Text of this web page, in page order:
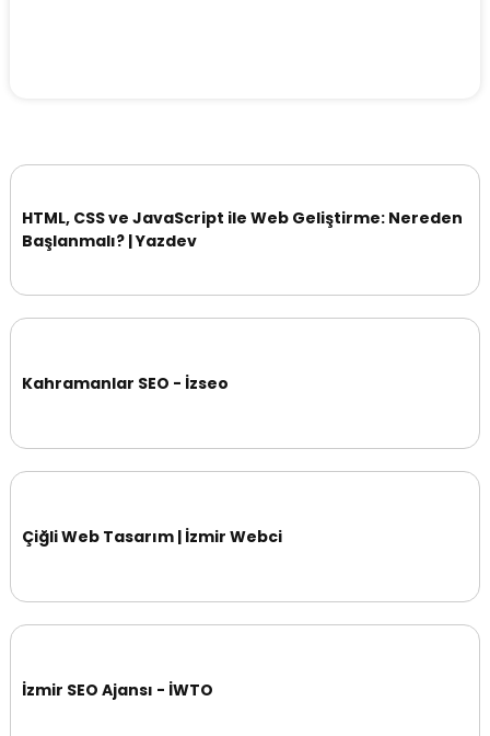
HTML, CSS ve JavaScript ile Web Geliştirme: Nereden
Başlanmalı? | Yazdev
Kahramanlar SEO - İzseo
Çiğli Web Tasarım | İzmir Webci
İzmir SEO Ajansı - İWTO